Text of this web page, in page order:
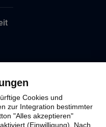
Cookies und
zur Integration bestimmter
"Alles akzeptieren"
(Einwilligung). Nach